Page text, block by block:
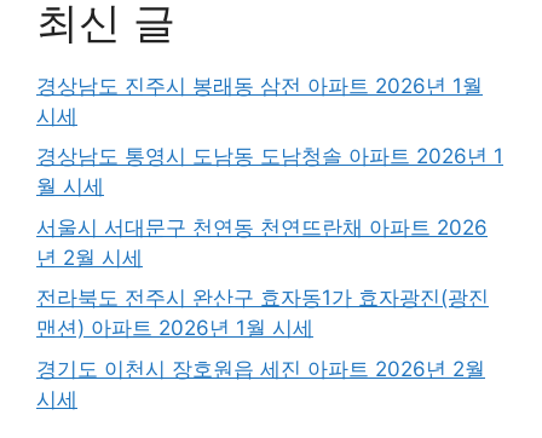
최신 글
경상남도 진주시 봉래동 삼전 아파트 2026년 1월
시세
경상남도 통영시 도남동 도남청솔 아파트 2026년 1
월 시세
서울시 서대문구 천연동 천연뜨란채 아파트 2026
년 2월 시세
전라북도 전주시 완산구 효자동1가 효자광진(광진
맨션) 아파트 2026년 1월 시세
경기도 이천시 장호원읍 세진 아파트 2026년 2월
시세